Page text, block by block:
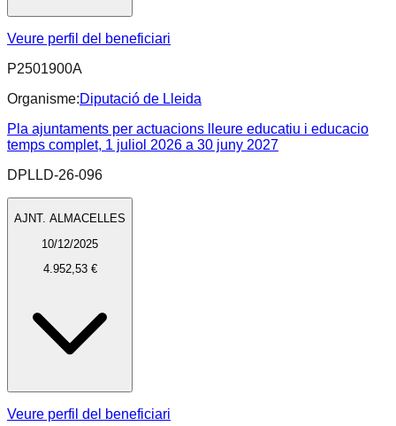
Veure perfil del beneficiari
P2501900A
Organisme:Diputació de Lleida
Pla ajuntaments per actuacions lleure educatiu i educacio
temps complet, 1 juliol 2026 a 30 juny 2027
DPLLD-26-096
AJNT. ALMACELLES
10/12/2025
4.952,53 €
Veure perfil del beneficiari